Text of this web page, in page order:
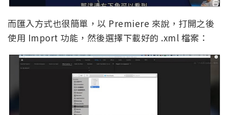
而匯入方式也很簡單，以 Premiere 來說，打開之後
使用 Import 功能，然後選擇下載好的 .xml 檔案：